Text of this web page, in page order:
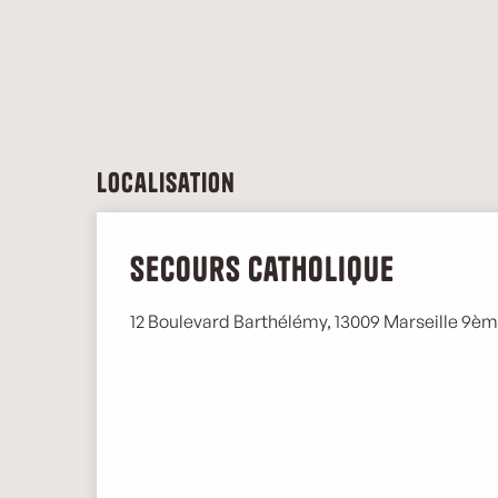
Localisation
Secours Catholique
12 Boulevard Barthélémy, 13009 Marseille